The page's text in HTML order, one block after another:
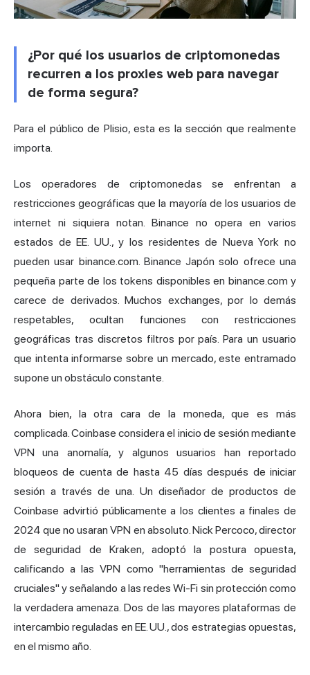
¿Por qué los usuarios de criptomonedas
recurren a los proxies web para navegar
de forma segura?
Para el público de Plisio, esta es la sección que realmente
importa.
Los operadores de criptomonedas se enfrentan a
restricciones geográficas que la mayoría de los usuarios de
internet ni siquiera notan. Binance no opera en varios
estados de EE. UU., y los residentes de Nueva York no
pueden usar binance.com. Binance Japón solo ofrece una
pequeña parte de los tokens disponibles en binance.com y
carece de derivados. Muchos exchanges, por lo demás
respetables, ocultan funciones con restricciones
geográficas tras discretos filtros por país. Para un usuario
que intenta informarse sobre un mercado, este entramado
supone un obstáculo constante.
Ahora bien, la otra cara de la moneda, que es más
complicada. Coinbase considera el inicio de sesión mediante
VPN una anomalía, y algunos usuarios han reportado
bloqueos de cuenta de hasta 45 días después de iniciar
sesión a través de una. Un diseñador de productos de
Coinbase advirtió públicamente a los clientes a finales de
2024 que no usaran VPN en absoluto. Nick Percoco, director
de seguridad de Kraken, adoptó la postura opuesta,
calificando a las VPN como "herramientas de seguridad
cruciales" y señalando a las redes Wi-Fi sin protección como
la verdadera amenaza. Dos de las mayores plataformas de
intercambio reguladas en EE. UU., dos estrategias opuestas,
en el mismo año.